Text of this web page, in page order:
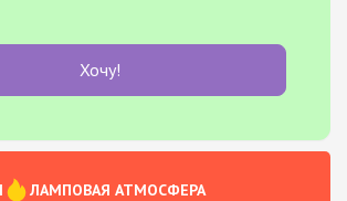
Хочу!
ЛАМПОВАЯ АТМОСФЕРА